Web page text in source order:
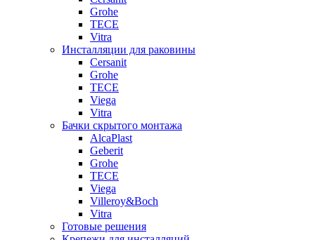
Grohe
TECE
Vitra
Инсталляции для раковины
Cersanit
Grohe
TECE
Viega
Vitra
Бачки скрытого монтажа
AlcaPlast
Geberit
Grohe
TECE
Viega
Villeroy&Boch
Vitra
Готовые решения